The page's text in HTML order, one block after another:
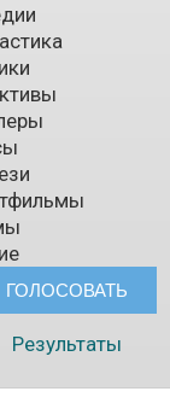
Результаты